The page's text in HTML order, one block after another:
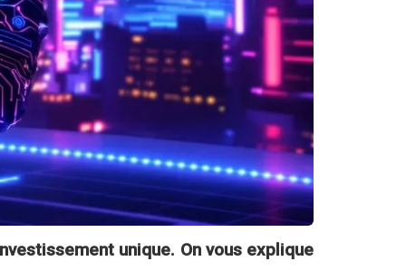
unique. On vous explique